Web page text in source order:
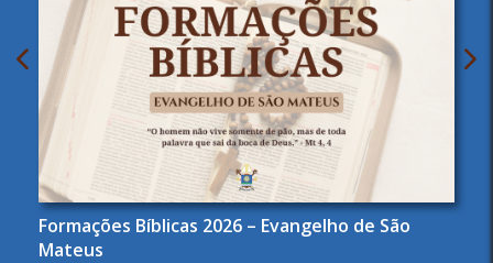
Formações Bíblicas 2026 – Evangelho de São
Mateus